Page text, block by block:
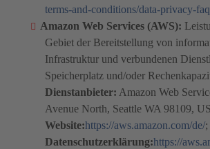
terms-and-conditions/data-privacy-
Amazon Web Services (AWS):
Gebiet der Bereitstellung von
Infrastruktur und verbundenen
Speicherplatz und/oder
Dienstanbieter: Amazon Web
Avenue North, Seattle WA 98109,
Website:https://aws.amazon.com/de/;
Datenschutzerklärung:https://